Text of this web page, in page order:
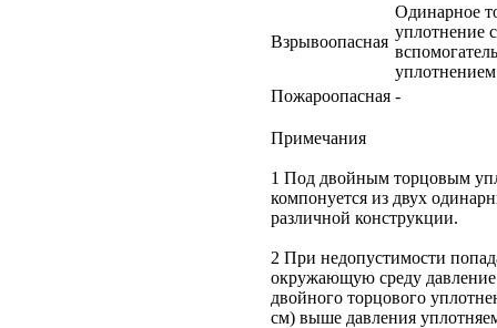
Взрывоопасная
Одинарное
уплотнение с
уплотнением
Пожароопасная -
Примечания
1 Под двойным торцовым
компонуется из двух
различной конструкции.
2 При недопустимости
окружающую среду
двойного торцового
см) выше давления